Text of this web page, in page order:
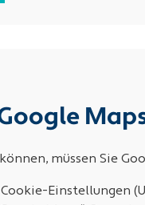
müssen Sie
Einstellungen